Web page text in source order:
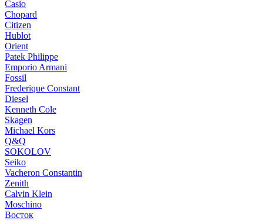
Casio
Chopard
Citizen
Hublot
Orient
Patek Philippe
Emporio Armani
Fossil
Frederique Constant
Diesel
Kenneth Cole
Skagen
Michael Kors
Q&Q
SOKOLOV
Seiko
Vacheron Constantin
Zenith
Calvin Klein
Moschino
Восток